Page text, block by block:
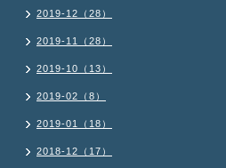
2019-12（28）
2019-11（28）
2019-10（13）
2019-02（8）
2019-01（18）
2018-12（17）